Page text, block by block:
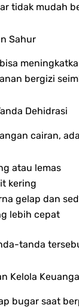
tidak mudah
Sahur
bergizi
Dehidrasi
cairan,
atau lemas
kering
gelap dan
lebih cepat
tanda
Kelola
bugar saat